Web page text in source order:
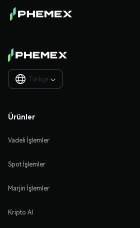
Türkçe 
Ürünler
Vadeli İşlemler
Spot İşlemler
Marjin İşlemler
Kripto Al